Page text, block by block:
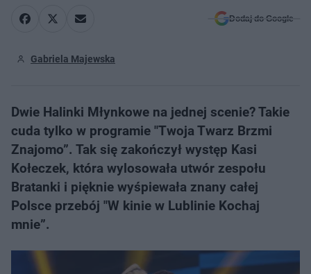
Dodaj do Google
Gabriela Majewska
Dwie Halinki Młynkowe na jednej scenie? Takie
cuda tylko w programie "Twoja Twarz Brzmi
Znajomo”. Tak się zakończył występ Kasi
Kołeczek, która wylosowała utwór zespołu
Bratanki i pięknie wyśpiewała znany całej
Polsce przebój "W kinie w Lublinie Kochaj
mnie”.